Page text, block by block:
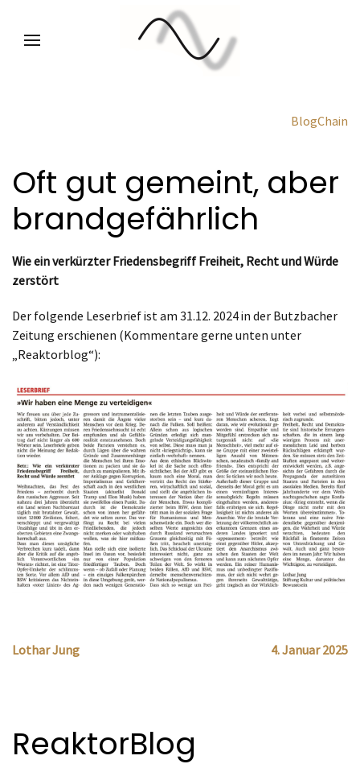
BlogChain
Oft gut gemeint, aber
brandgefährlich
Wie ein verkürzter Friedensbegriff Freiheit, Recht und Würde
zerstört
Der folgende Leserbrief ist am 31.12. 2024 in der Butzbacher
Zeitung erschienen (Kommentare gerne unten unter
„Reaktorblog“):
Lothar Jung 4. Januar 2025
ReaktorBlog